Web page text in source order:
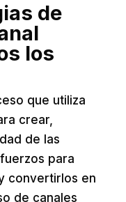
de
los
que utiliza
crear,
de las
para
convertirlos en
de canales